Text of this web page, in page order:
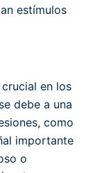
estímulos
en los
debe a una
como
importante
o